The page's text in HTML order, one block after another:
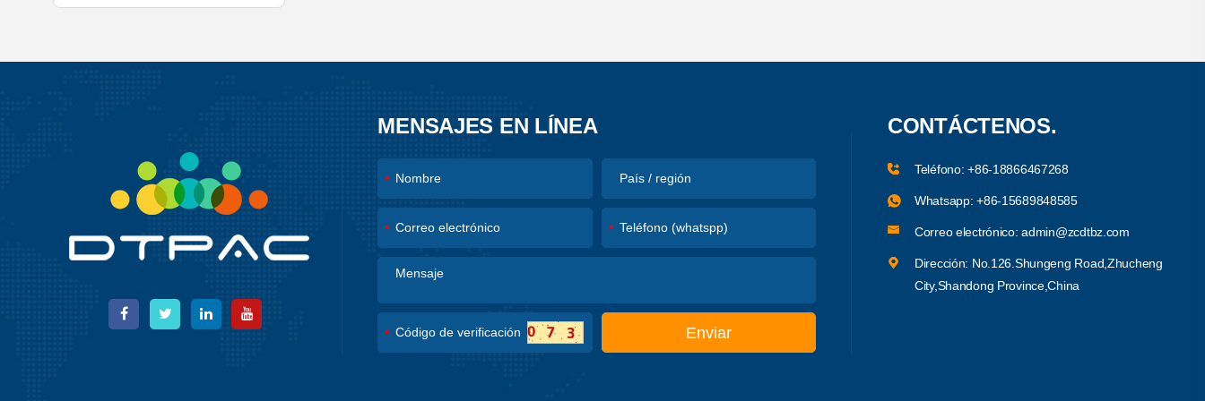
MENSAJES EN LÍNEA
*
* *
* Enviar
CONTÁCTENOS.
Teléfono:+86-18866467268
Whatsapp:+86-15689848585
Correo electrónico:admin@zcdtbz.com
Dirección: No.126.Shungeng Road,Zhucheng
City,Shandong Province,China